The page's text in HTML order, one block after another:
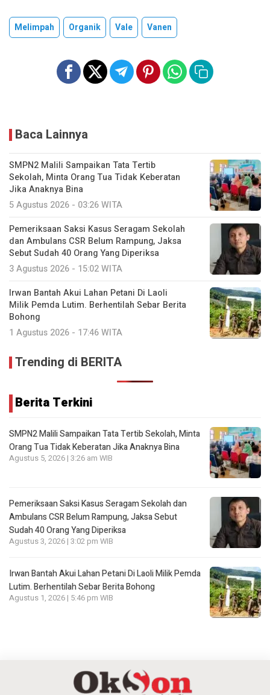
Melimpah Organik Vale Vanen
Baca Lainnya
SMPN2 Malili Sampaikan Tata Tertib
Sekolah, Minta Orang Tua Tidak Keberatan
Jika Anaknya Bina
5 Agustus 2026 - 03:26 WITA
Pemeriksaan Saksi Kasus Seragam Sekolah
dan Ambulans CSR Belum Rampung, Jaksa
Sebut Sudah 40 Orang Yang Diperiksa
3 Agustus 2026 - 15:02 WITA
Irwan Bantah Akui Lahan Petani Di Laoli
Milik Pemda Lutim. Berhentilah Sebar Berita
Bohong
1 Agustus 2026 - 17:46 WITA
Trending di BERITA
Berita Terkini
SMPN2 Malili Sampaikan Tata Tertib Sekolah, Minta
Orang Tua Tidak Keberatan Jika Anaknya Bina
Agustus 5, 2026 | 3:26 am WIB
Pemeriksaan Saksi Kasus Seragam Sekolah dan
Ambulans CSR Belum Rampung, Jaksa Sebut
Sudah 40 Orang Yang Diperiksa
Agustus 3, 2026 | 3:02 pm WIB
Irwan Bantah Akui Lahan Petani Di Laoli Milik Pemda
Lutim. Berhentilah Sebar Berita Bohong
Agustus 1, 2026 | 5:46 pm WIB